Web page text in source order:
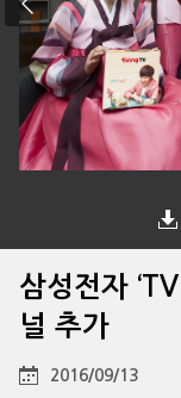
삼성전자
널 추가
2016/09/13